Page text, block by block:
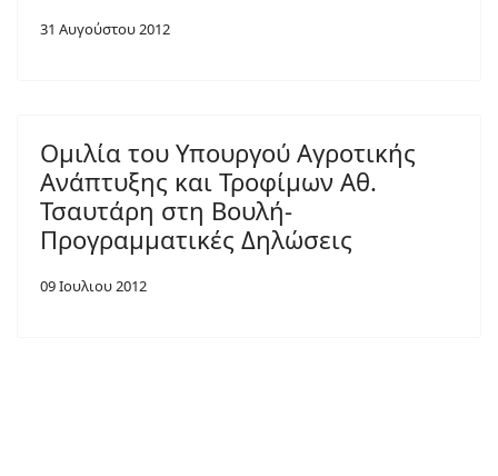
31 Αυγούστου 2012
Ομιλία του Υπουργού Αγροτικής
Ανάπτυξης και Τροφίμων Αθ.
Τσαυτάρη στη Βουλή-
Προγραμματικές Δηλώσεις
09 Ιουλιου 2012